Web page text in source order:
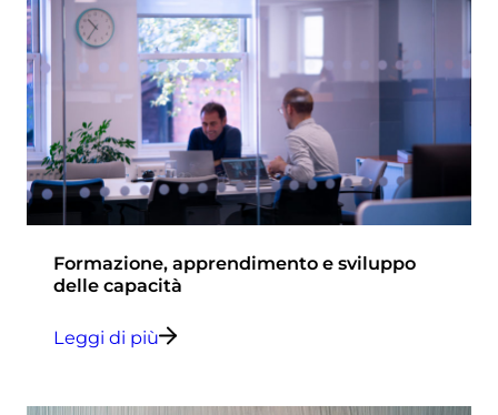
Formazione, apprendimento e sviluppo
delle capacità
Leggi di più